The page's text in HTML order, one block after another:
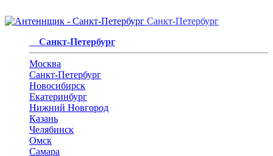
Санкт-Петербург
Санкт-Петербург
Москва
Санкт-Петербург
Новосибирск
Екатеринбург
Нижний Новгород
Казань
Челябинск
Омск
Самара